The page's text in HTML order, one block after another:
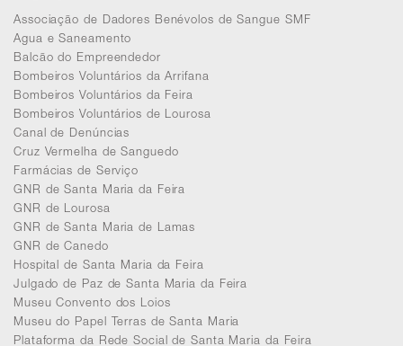
Associação de Dadores Benévolos de Sangue SMF
Agua e Saneamento
Balcão do Empreendedor
Bombeiros Voluntários da Arrifana
Bombeiros Voluntários da Feira
Bombeiros Voluntários de Lourosa
Canal de Denúncias
Cruz Vermelha de Sanguedo
Farmácias de Serviço
GNR de Santa Maria da Feira
GNR de Lourosa
GNR de Santa Maria de Lamas
GNR de Canedo
Hospital de Santa Maria da Feira
Julgado de Paz de Santa Maria da Feira
Museu Convento dos Loios
Museu do Papel Terras de Santa Maria
Plataforma da Rede Social de Santa Maria da Feira